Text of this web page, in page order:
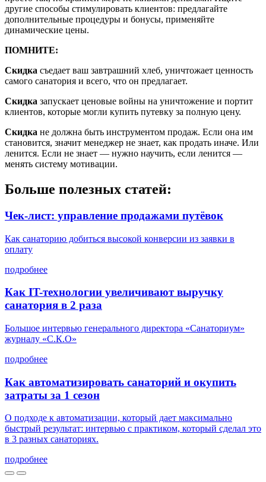
другие способы стимулировать клиентов: предлагайте
дополнительные процедуры и бонусы, применяйте
динамические цены.
ПОМНИТЕ:
Скидка съедает ваш завтрашний хлеб, уничтожает ценность
самого санатория и всего, что он предлагает.
Скидка запускает ценовые войны на уничтожение и портит
клиентов, которые могли купить путевку за полную цену.
Скидка не должна быть инструментом продаж. Если она им
становится, значит менеджер не знает, как продать иначе. Или
ленится. Если не знает — нужно научить, если ленится —
менять систему мотивации.
Больше полезных статей:
Чек-лист: управление продажами путёвок
Как санаторию добиться высокой конверсии из заявки в
оплату
подробнее
Как IT-технологии увеличивают выручку
санатория в 2 раза
Большое интервью генерального директора «Санаториум»
журналу «С.К.О»
подробнее
Как автоматизировать санаторий и окупить
затраты за 1 сезон
О подходе к автоматизации, который дает максимально
быстрый результат: интервью с практиком, который сделал это
в 3 разных санаториях.
подробнее